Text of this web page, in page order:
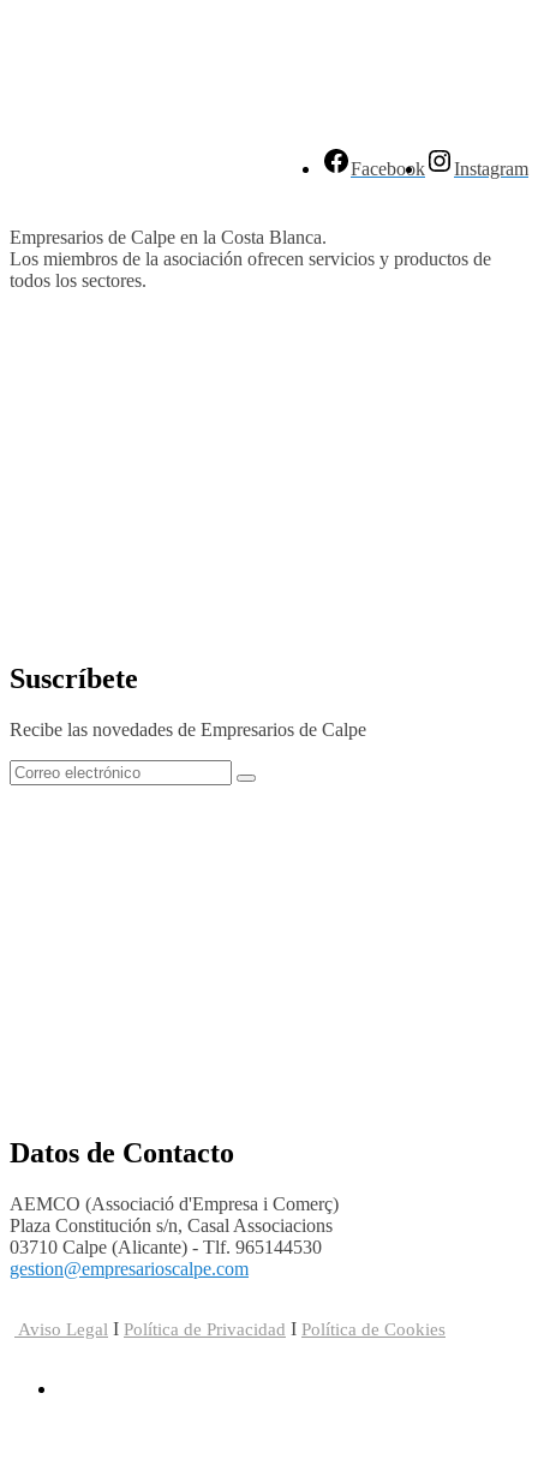
Facebook Instagram
Empresarios de Calpe en la Costa Blanca.
Los miembros de la asociación ofrecen servicios y productos de
todos los sectores.
Suscríbete
Recibe las novedades de Empresarios de Calpe
Datos de Contacto
AEMCO (Associació d'Empresa i Comerç)
Plaza Constitución s/n, Casal Associacions
03710 Calpe (Alicante) - Tlf. 965144530
gestion@empresarioscalpe.com
Aviso Legal I Política de Privacidad I Política de Cookies